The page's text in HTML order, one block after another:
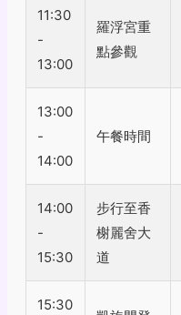
11:30
-
13:00
羅浮宮重
點參觀
13:00
-
14:00
午餐時間
14:00
-
15:30
步行至香
榭麗舍大
道
15:30